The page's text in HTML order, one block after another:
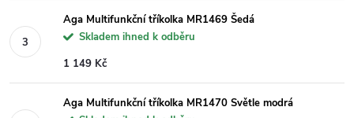
Aga Multifunkční tříkolka MR1469 Šedá
Skladem ihned k odběru
1 149 Kč
Aga Multifunkční tříkolka MR1470 Světle modrá